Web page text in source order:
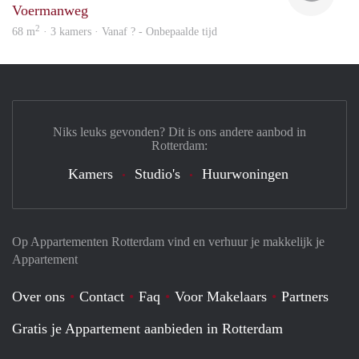
Voermanweg
68 m2 · 3 kamers · Vanaf ? - Onbepaalde tijd
Op Appartementen Rotterdam vind en verhuur je makkelijk je
Appartement
Over ons Contact Faq Voor Makelaars
Partners
Gratis je Appartement aanbieden in Rotterdam
Niks leuks gevonden? Dit is ons andere aanbod in
Rotterdam:
Kamers Studio's Huurwoningen